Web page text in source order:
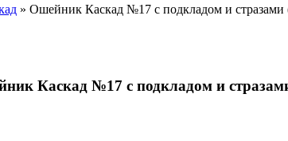
» Ошейник Каскад №17 с подкладом и
Каскад №17 с подкладом и